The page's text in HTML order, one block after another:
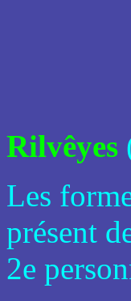
Rilvêyes
Les
présent
2e